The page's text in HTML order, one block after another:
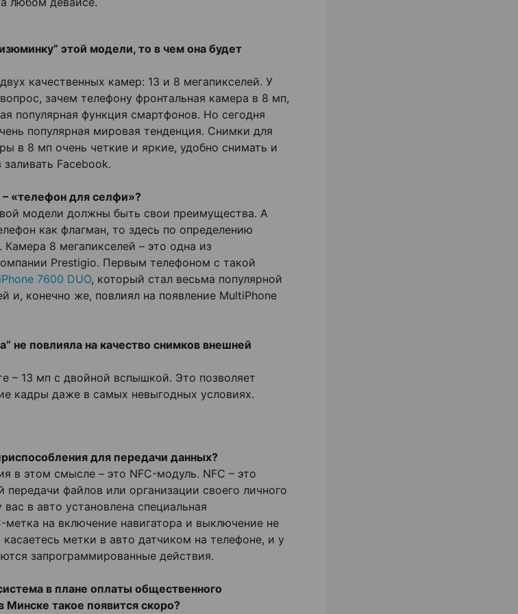
этой модели, то в чем она будет
качественных камер: 13 и 8 мегапикселей. У
зачем телефону фронтальная камера в 8 мп,
популярная функция смартфонов. Но сегодня
популярная мировая тенденция. Снимки для
в 8 мп очень четкие и яркие, удобно снимать и
Facebook.
«телефон для селфи»?
модели должны быть свои преимущества. А
как флагман, то здесь по определению
8 мегапикселей – это одна из
Prestigio. Первым телефоном с такой
7600 DUO, который стал весьма популярной
и, конечно же, повлиял на появление MultiPhone
не повлияла на качество снимков внешней
– 13 мп с двойной вспышкой. Это позволяет
кадры даже в самых невыгодных условиях.
для передачи данных?
в этом смысле – это NFC-модуль. NFC – это
передачи файлов или организации своего личного
в авто установлена специальная
метка на включение навигатора и выключение не
метки в авто датчиком на телефоне, и у
запрограммированные действия.
в плане оплаты общественного
Минске такое появится скоро?